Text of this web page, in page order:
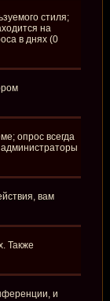
стиля;
на
в днях (0
опрос всегда
администраторы
вам
Также
и